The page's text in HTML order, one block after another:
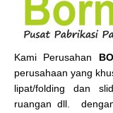
Kami Perusahan
perusahaan yang
lipat/folding dan
ruangan dll.